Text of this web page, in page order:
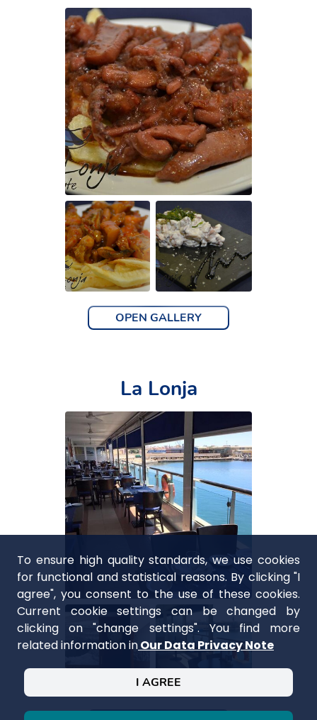
OPEN GALLERY
La Lonja
To ensure high quality standards, we use cookies
for functional and statistical reasons. By clicking "I
agree", you consent to the use of these cookies.
Current cookie settings can be changed by
clicking on "change settings". You find more
related information inOur Data Privacy Note
I AGREE